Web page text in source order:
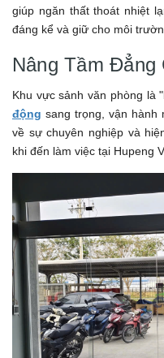
giúp ngăn thất thoát nhiệt
đáng kể và giữ cho môi
Nâng Tầm
Khu vực sảnh văn phòng là
động sang trọng, vận
về sự chuyên nghiệp và
khi đến làm việc tại Hupeng